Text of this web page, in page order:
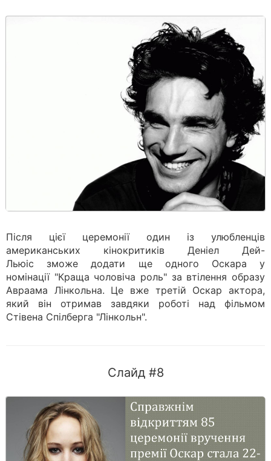
Після цієї церемонії один із улюбленців
американських кінокритиків Деніел Дей-
Льюіс зможе додати ще одного Оскара у
номінації "Краща чоловіча роль" за втілення образу
Авраама Лінкольна. Це вже третій Оскар актора,
який він отримав завдяки роботі над фільмом
Стівена Спілберга "Лінкольн".
Слайд #8